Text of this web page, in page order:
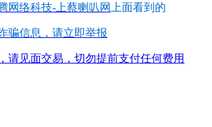
网络科技-上蔡喇叭网 上面看到的
骗信息，请立即举报
请见面交易，切勿提前支付任何费用